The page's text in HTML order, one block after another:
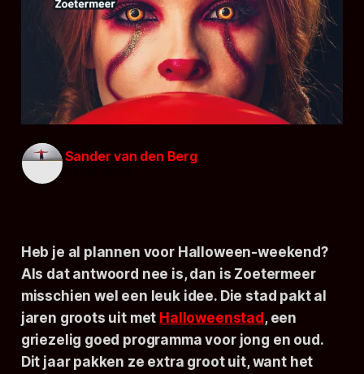
Sander van den Berg
Heb je al plannen voor Halloween-weekend?
Als dat antwoord nee is, dan is Zoetermeer
misschien wel een leuk idee. Die stad pakt al
jaren groots uit met Halloweenstad, een
griezelig goed programma voor jong en oud.
Dit jaar pakken ze extra groot uit, want het